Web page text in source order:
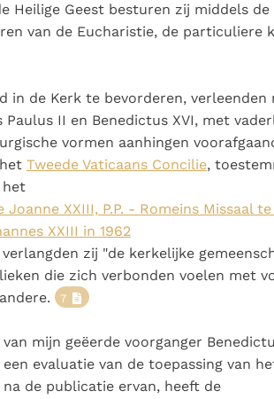
als een taak"
Paus in Pavia: St.
Augustinus toont ons de
Heilige Geest besturen zij middels de
van de Eucharistie, de particuliere
in de Kerk te bevorderen, verleenden
II en Benedictus XVI, met
vormen aanhingen
Tweede Vaticaans Concilie,
het
XXIII, P.P. - Romeins Missaal
XXIII in 1962
zij "de kerkelijke
die zich verbonden voelen met
7
mijn geëerde voorganger
evaluatie van de toepassing van
de publicatie ervan, heeft de